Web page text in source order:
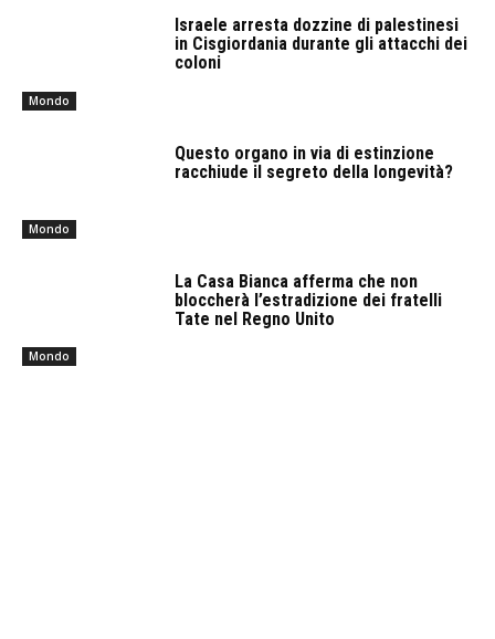
Mondo
Israele arresta dozzine di palestinesi
in Cisgiordania durante gli attacchi dei
coloni
Mondo
Questo organo in via di estinzione
racchiude il segreto della longevità?
Mondo
La Casa Bianca afferma che non
bloccherà l’estradizione dei fratelli
Tate nel Regno Unito